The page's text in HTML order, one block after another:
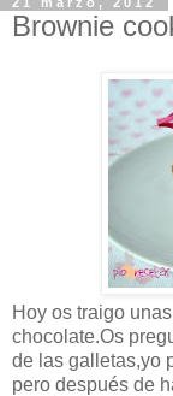
Brownie
Hoy os traigo
chocolate.Os
de las galletas,yo
pero después de